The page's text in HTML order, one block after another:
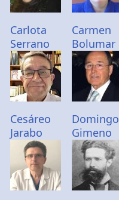
Carlota
Serrano
Carmen
Bolumar
Cesáreo
Jarabo
Domingo
Gimeno